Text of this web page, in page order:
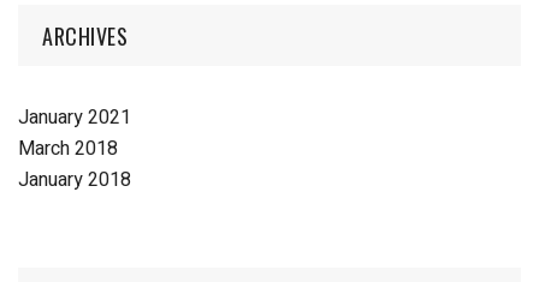
ARCHIVES
January 2021
March 2018
January 2018